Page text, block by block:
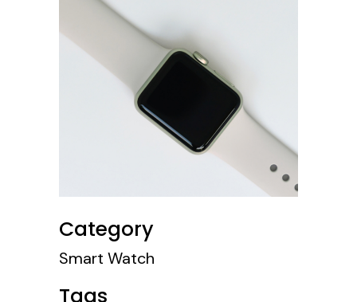
Category
Smart Watch
Tags